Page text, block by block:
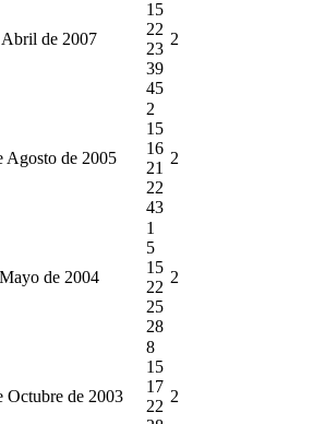
Abril de 2007
15
22
23
39
45
2
Agosto de 2005
2
15
16
21
22
43
2
de 2004
1
5
15
22
25
28
2
Octubre de 2003
8
15
17
22
2